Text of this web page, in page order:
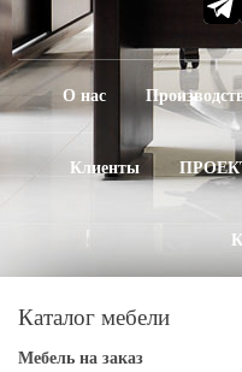
О нас
Клиенты
Каталог мебели
Мебель на заказ